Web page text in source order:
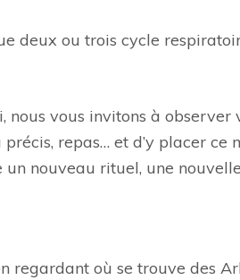
deux ou trois cycle
vous invitons à observer
repas… et d’y placer ce
nouveau rituel, une
regardant où se trouve des